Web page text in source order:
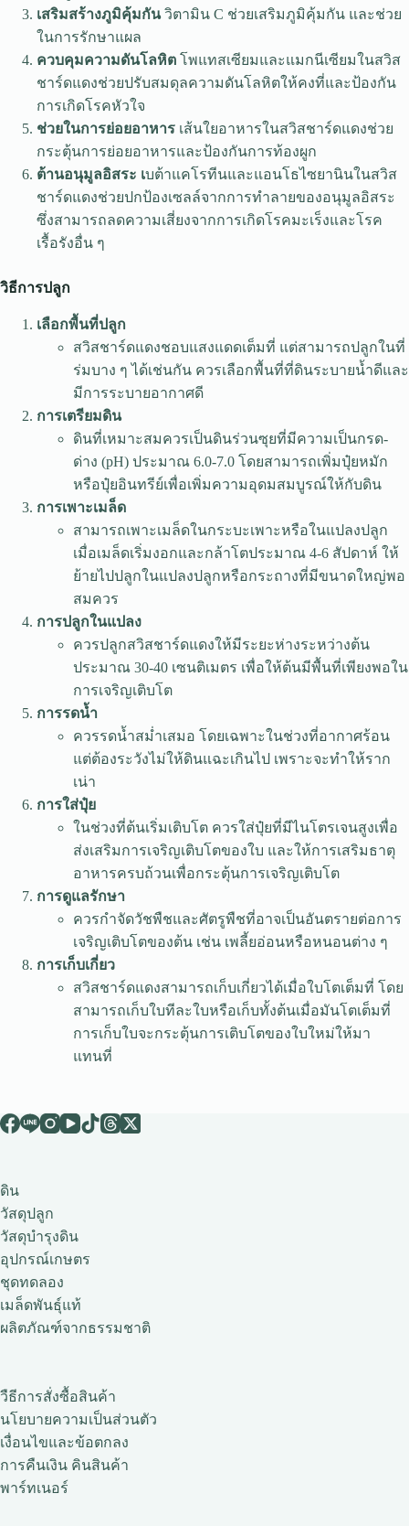
เสริมสร้างภูมิคุ้มกันวิตามิน C ช่วยเสริมภูมิคุ้มกัน และช่วย
ในการรักษาแผล
ควบคุมความดันโลหิต โพแทสเซียมและแมกนีเซียมในสวิส
ชาร์ดแดงช่วยปรับสมดุลความดันโลหิตให้คงที่และป้องกัน
การเกิดโรคหัวใจ
ช่วยในการย่อยอาหาร เส้นใยอาหารในสวิสชาร์ดแดงช่วย
กระตุ้นการย่อยอาหารและป้องกันการท้องผูก
ต้านอนุมูลอิสระ เบต้าแคโรทีนและแอนโธไซยานินในสวิส
ชาร์ดแดงช่วยปกป้องเซลล์จากการทำลายของอนุมูลอิสระ
ซึ่งสามารถลดความเสี่ยงจากการเกิดโรคมะเร็งและโรค
เรื้อรังอื่น ๆ
วิธีการปลูก
เลือกพื้นที่ปลูก
สวิสชาร์ดแดงชอบแสงแดดเต็มที่ แต่สามารถปลูกในที่
ร่มบาง ๆ ได้เช่นกัน ควรเลือกพื้นที่ที่ดินระบายน้ำดีและ
มีการระบายอากาศดี
การเตรียมดิน
ดินที่เหมาะสมควรเป็นดินร่วนซุยที่มีความเป็นกรด-
ด่าง (pH) ประมาณ 6.0-7.0 โดยสามารถเพิ่มปุ๋ยหมัก
หรือปุ๋ยอินทรีย์เพื่อเพิ่มความอุดมสมบูรณ์ให้กับดิน
การเพาะเมล็ด
สามารถเพาะเมล็ดในกระบะเพาะหรือในแปลงปลูก
เมื่อเมล็ดเริ่มงอกและกล้าโตประมาณ 4-6 สัปดาห์ ให้
ย้ายไปปลูกในแปลงปลูกหรือกระถางที่มีขนาดใหญ่พอ
สมควร
การปลูกในแปลง
ควรปลูกสวิสชาร์ดแดงให้มีระยะห่างระหว่างต้น
ประมาณ 30-40 เซนติเมตร เพื่อให้ต้นมีพื้นที่เพียงพอใน
การเจริญเติบโต
การรดน้ำ
ควรรดน้ำสม่ำเสมอ โดยเฉพาะในช่วงที่อากาศร้อน
แต่ต้องระวังไม่ให้ดินแฉะเกินไป เพราะจะทำให้ราก
เน่า
การใส่ปุ๋ย
ในช่วงที่ต้นเริ่มเติบโต ควรใส่ปุ๋ยที่มีไนโตรเจนสูงเพื่อ
ส่งเสริมการเจริญเติบโตของใบ และให้การเสริมธาตุ
อาหารครบถ้วนเพื่อกระตุ้นการเจริญเติบโต
การดูแลรักษา
ควรกำจัดวัชพืชและศัตรูพืชที่อาจเป็นอันตรายต่อการ
เจริญเติบโตของต้น เช่น เพลี้ยอ่อนหรือหนอนต่าง ๆ
การเก็บเกี่ยว
สวิสชาร์ดแดงสามารถเก็บเกี่ยวได้เมื่อใบโตเต็มที่ โดย
สามารถเก็บใบทีละใบหรือเก็บทั้งต้นเมื่อมันโตเต็มที่
การเก็บใบจะกระตุ้นการเติบโตของใบใหม่ให้มา
แทนที่
ดิน
วัสดุปลูก
วัสดุบำรุงดิน
อุปกรณ์เกษตร
ชุดทดลอง
เมล็ดพันธุ์แท้
ผลิตภัณฑ์จากธรรมชาติ
วืธีการสั่งซื้อสินค้า
นโยบายความเป็นส่วนตัว
เงื่อนไขและข้อตกลง
การคืนเงิน คินสินค้า
พาร์ทเนอร์